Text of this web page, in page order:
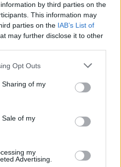
by third parties on the
This information may
parties on the IAB’s List of
may further disclose it to other
Opt Outs
of my
of my
my
Advertising.
misjonarzy, którzy
XIV do Francji: wielka